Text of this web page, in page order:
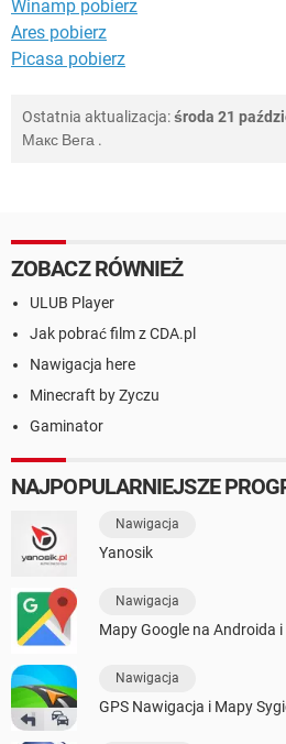
Winamp pobierz
Ares pobierz
Picasa pobierz
Ostatnia aktualizacja:środa 21
Макс Вега .
ZOBACZ RÓWNIEŻ
ULUB Player
Jak pobrać film z CDA.pl
Nawigacja here
Minecraft by Zyczu
Gaminator
NAJPOPULARNIEJSZE
Nawigacja
Yanosik
Nawigacja
Mapy Google na Androida i
Nawigacja
GPS Nawigacja i Mapy